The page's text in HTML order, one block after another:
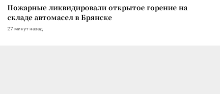
Пожарные ликвидировали открытое горение на
складе автомасел в Брянске
27 минут назад